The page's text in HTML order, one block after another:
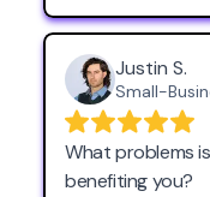
Justin S.
Small-
What problems
benefiting you?